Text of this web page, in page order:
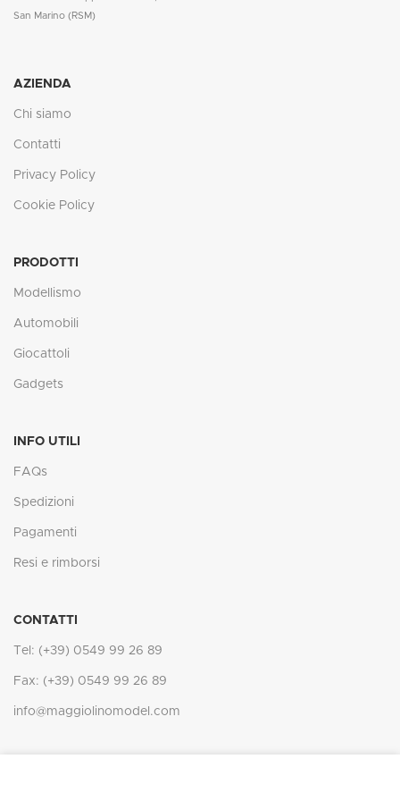
San Marino (RSM)
AZIENDA
Chi siamo
Contatti
Privacy Policy
Cookie Policy
PRODOTTI
Modellismo
Automobili
Giocattoli
Gadgets
INFO UTILI
FAQs
Spedizioni
Pagamenti
Resi e rimborsi
CONTATTI
Tel: (+39) 0549 99 26 89
Fax: (+39) 0549 99 26 89
info@maggiolinomodel.com